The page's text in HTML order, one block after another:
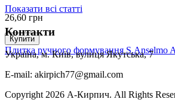
26,60 грн
Купити
Плитка ручного формування S.Anselmo
Показати всі статті
Контакти
Україна, м. Київ, вулиця Якутська, 7
E-mail: akirpich77@gmail.com
Copyright 2026 А-Кирпич. All Rights